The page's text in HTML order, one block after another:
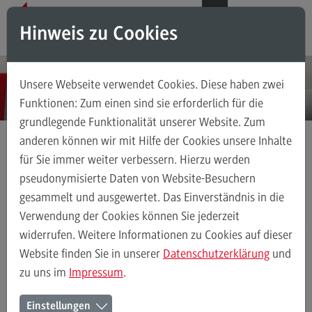
Direkt zum Inhalt
Direkt zum Hauptmenu
Direkt zum Footer
Suchen
Das Testzentrum
Über uns
Teil des ZHL
(External link)
Studienangebot der DHBW
Deltaprüfung
Zielgruppe Deltaprüfung
Deltaprüfung FAQ zur Deltaprüfung
Deltaprüfung Zielgruppe Deltaprüfung Prüfungsaufbau
Häufig gestellte Fragen zur
Hinweis zu Cookies
Unsere Webseite verwendet Cookies. Diese haben zwei
Funktionen: Zum einen sind sie erforderlich für die
grundlegende Funktionalität unserer Website. Zum
anderen können wir mit Hilfe der Cookies unsere Inhalte
für Sie immer weiter verbessern. Hierzu werden
pseudonymisierte Daten von Website-Besuchern
gesammelt und ausgewertet. Das Einverständnis in die
Verwendung der Cookies können Sie jederzeit
widerrufen. Weitere Informationen zu Cookies auf dieser
Website finden Sie in unserer Datenschutzerklärung und
zu uns im Impressum.
Einstellungen